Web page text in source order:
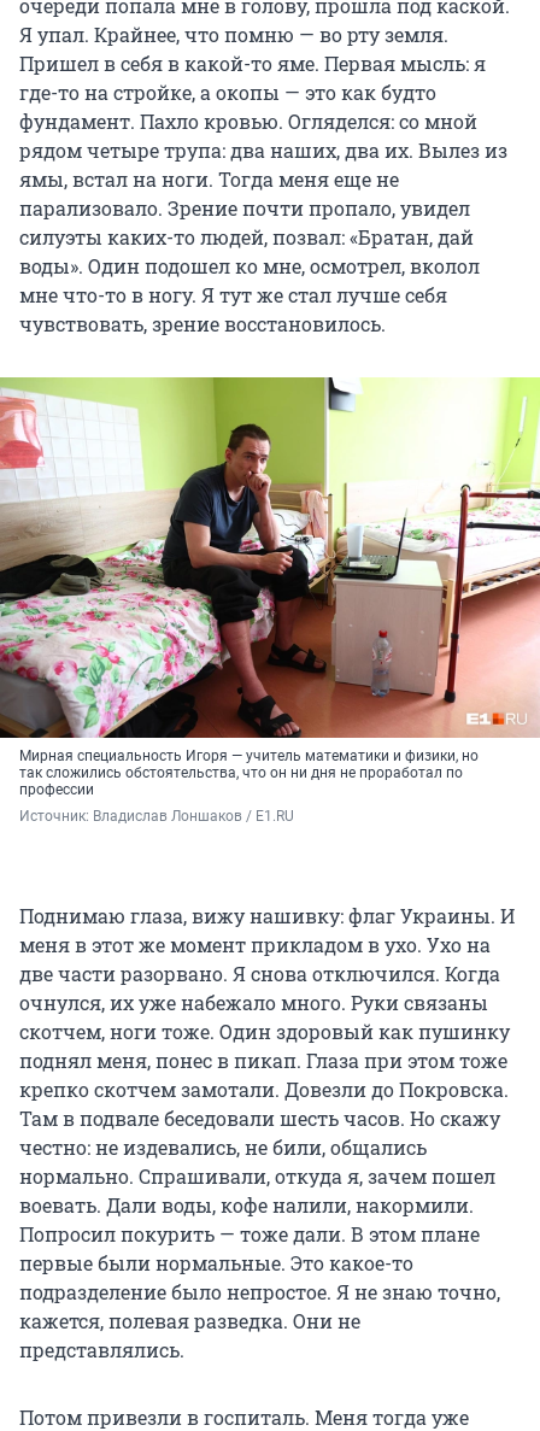
очереди попала мне в голову, прошла под каской.
Я упал. Крайнее, что помню — во рту земля.
Пришел в себя в какой-то яме. Первая мысль: я
где-то на стройке, а окопы — это как будто
фундамент. Пахло кровью. Огляделся: со мной
рядом четыре трупа: два наших, два их. Вылез из
ямы, встал на ноги. Тогда меня еще не
парализовало. Зрение почти пропало, увидел
силуэты каких-то людей, позвал: «Братан, дай
воды». Один подошел ко мне, осмотрел, вколол
мне что-то в ногу. Я тут же стал лучше себя
чувствовать, зрение восстановилось.
Мирная специальность Игоря — учитель математики и физики, но
так сложились обстоятельства, что он ни дня не проработал по
профессии
Источник: Владислав Лоншаков / E1.RU
Поднимаю глаза, вижу нашивку: флаг Украины. И
меня в этот же момент прикладом в ухо. Ухо на
две части разорвано. Я снова отключился. Когда
очнулся, их уже набежало много. Руки связаны
скотчем, ноги тоже. Один здоровый как пушинку
поднял меня, понес в пикап. Глаза при этом тоже
крепко скотчем замотали. Довезли до Покровска.
Там в подвале беседовали шесть часов. Но скажу
честно: не издевались, не били, общались
нормально. Спрашивали, откуда я, зачем пошел
воевать. Дали воды, кофе налили, накормили.
Попросил покурить — тоже дали. В этом плане
первые были нормальные. Это какое-то
подразделение было непростое. Я не знаю точно,
кажется, полевая разведка. Они не
представлялись.
Потом привезли в госпиталь. Меня тогда уже